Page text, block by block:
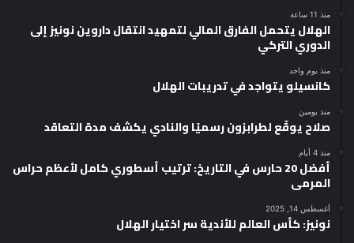
منذ 11 ساعة
الهلال يتحمل الفارق المالي لتمهيد انتقال داروين نونيز إلى
الدوري التركي
منذ يوم واحد
كانسيلو يتواجد في تدريبات الهلال
منذ يومين
صلاح يوقّع لطرابزون رسميًا والنادي يكشف مدة التعاقد
منذ 4 أيام
أفضل 20 حارس في التاريخ: ترتيب أسطوري كامل لأعظم حراس
المرمى
أغسطس 14, 2025
نونيز: كأس العالم للأندية سر اختيار الهلال